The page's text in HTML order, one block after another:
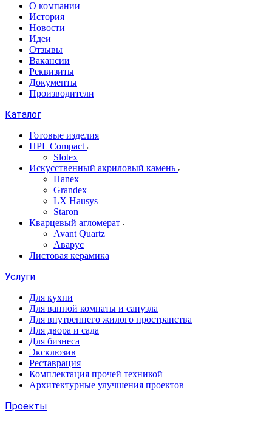
О компании
История
Новости
Идеи
Отзывы
Вакансии
Реквизиты
Документы
Производители
Каталог
Готовые изделия
HPL Compact
Slotex
Искусственный акриловый камень
Hanex
Grandex
LX Hausys
Staron
Кварцевый агломерат
Avant Quartz
Аварус
Листовая керамика
Услуги
Для кухни
Для ванной комнаты и санузла
Для внутреннего жилого пространства
Для двора и сада
Для бизнеса
Эксклюзив
Реставрация
Комплектация прочей техникой
Архитектурные улучшения проектов
Проекты